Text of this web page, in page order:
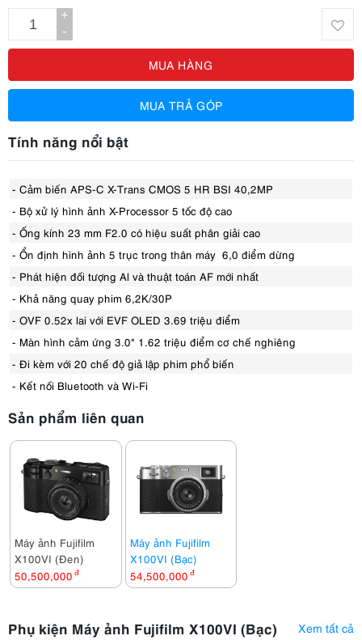
+
-
MUA HÀNG
MUA TRẢ GÓP
Tính năng nổi bật
- Cảm biến APS-C X-Trans CMOS 5 HR BSI 40,2MP
- Bộ xử lý hình ảnh X-Processor 5 tốc độ cao
- Ống kính 23 mm F2.0 có hiệu suất phân giải cao
- Ổn định hình ảnh 5 trục trong thân máy 6,0 điểm dừng
- Phát hiện đối tượng Al và thuật toán AF mới nhất
- Khả năng quay phim 6,2K/30P
- OVF 0.52x lai với EVF OLED 3.69 triệu điểm
- Màn hình cảm ứng 3.0" 1.62 triệu điểm cơ chế nghiêng
- Đi kèm với 20 chế độ giả lập phim phổ biến
- Kết nối Bluetooth và Wi-Fi
Sản phẩm liên quan
Máy ảnh Fujifilm
X100VI (Đen)
50,500,000 đ
Máy ảnh Fujifilm
X100VI (Bạc)
54,500,000 đ
Phụ kiện Máy ảnh Fujifilm X100VI (Bạc) Xem tất cả